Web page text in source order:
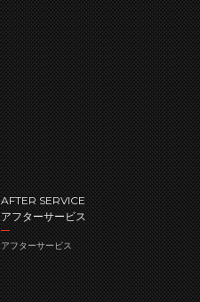
AFTER SERVICE
アフターサービス
アフターサービス